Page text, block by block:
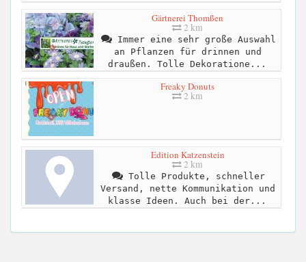
Gärtnerei Thomßen
2 km
Immer eine sehr große Auswahl
an Pflanzen für drinnen und
draußen. Tolle Dekoratione...
Freaky Donuts
2 km
Edition Katzenstein
2 km
Tolle Produkte, schneller
Versand, nette Kommunikation und
klasse Ideen. Auch bei der...